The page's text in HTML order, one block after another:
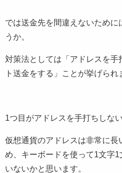
では送金先を間違えないために
うか。
対策法としては「アドレスを手
ト送金をする」ことが挙げられ
1つ目がアドレスを手打ちしな
仮想通貨のアドレスは非常に長
め、キーボードを使って1文字1
いないかと思います。